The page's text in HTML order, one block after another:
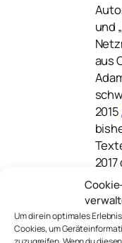
Um dir ein optimales
Cookies, um
und
aus
2015
in